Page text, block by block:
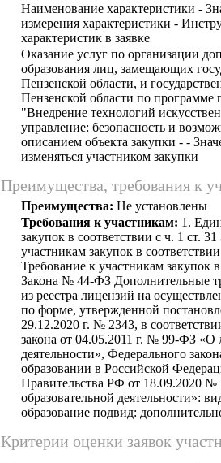
Наименование характеристики -
измерения характеристики -
характеристик в заявке
Оказание услуг по организации
образования лиц, замещающих
Пензенской области, и
Пензенской области по
"Внедрение технологий
управление: безопасность и
описанием объекта закупки - -
изменяться участником закупки
Преимущества, требования к
Преимущества: Не установлены
Требования к участникам: 1.
закупок в соответствии с ч. 1 ст.
участникам закупок в
Требование к участникам закупок
Закона № 44-ФЗ Дополнительные
из реестра лицензий на
по форме, утвержденной
29.12.2020 г. № 2343, в
закона от 04.05.2011 г. № 99-ФЗ «О
деятельности», Федерального
образовании в Российской
Правительства РФ от 18.09.2020
образовательной деятельности»:
образование подвид:
Критерии оценки заявок